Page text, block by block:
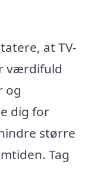
at TV-
værdifuld
og
dig for
større
Tag